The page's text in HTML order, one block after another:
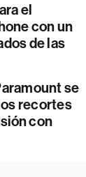
el
con un
de las
se
recortes
con